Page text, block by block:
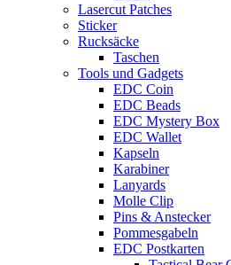
Lasercut Patches
Sticker
Rucksäcke
Taschen
Tools und Gadgets
EDC Coin
EDC Beads
EDC Mystery Box
EDC Wallet
Kapseln
Karabiner
Lanyards
Molle Clip
Pins & Anstecker
Pommesgabeln
EDC Postkarten